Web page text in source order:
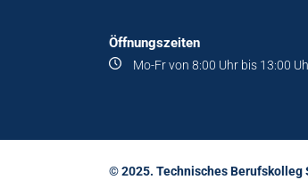
Öffnungszeiten
Mo-Fr von 8:00 Uhr bis 13:00
© 2025. Technisches Berufskolleg